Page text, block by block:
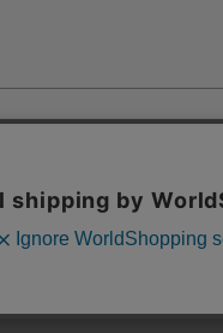
にクッキー（Cookie）を